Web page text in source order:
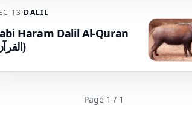
13·DALIL
Haram Dalil Al-Quran
(القرآن)
Page 1 / 1